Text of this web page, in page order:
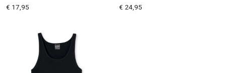
€ 17,95 € 24,95